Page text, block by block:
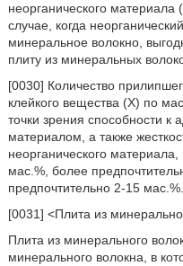
неорганического материала
случае, когда
минеральное волокно,
плиту из минеральных
[0030] Количество
клейкого вещества (X) по
точки зрения способности к
материалом, а также
неорганического
мас.%, более
предпочтительно 2-15 мас.%.
[0031] <Плита из
Плита из минерального
минерального волокна, в